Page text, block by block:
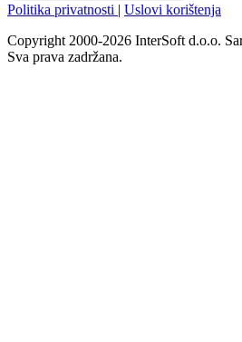
Politika privatnosti | Uslovi korištenja
Copyright 2000-2026 InterSoft d.o.o.
Sva prava zadržana.